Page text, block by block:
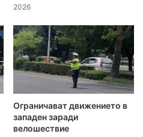
2026
Ограничават движението в
западен заради
велошествие